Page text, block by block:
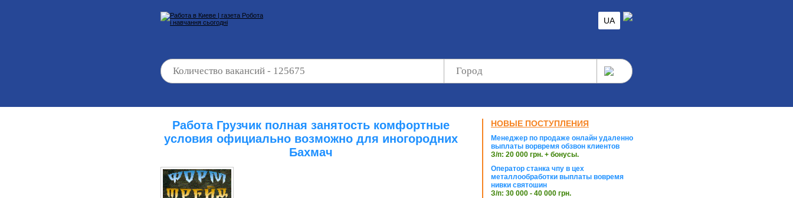
UA
Работа Грузчик полная занятость комфортные
условия официально возможно для иногородних
Бахмач
НОВЫЕ ПОСТУПЛЕНИЯ
Менеджер по продаже онлайн удаленно
выплаты ворвремя обзвон клиентов
З/п: 20 000 грн. + бонусы.
Оператор станка чпу в цех
металлообработки выплаты вовремя
нивки святошин
З/п: 30 000 - 40 000 грн.